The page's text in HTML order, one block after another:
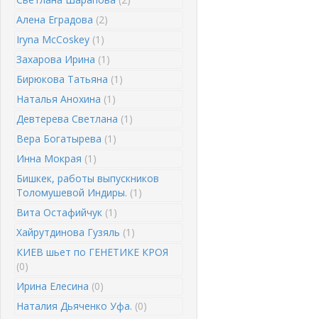
Алена Еградова (2)
Iryna McCoskey (1)
Захарова Ирина (1)
Бирюкова Татьяна (1)
Наталья Анохина (1)
Девтерева Светлана (1)
Вера Богатырева (1)
Инна Мокрая (1)
Бишкек, работы выпускников
Толомушевой Индиры. (1)
Вита Остафийчук (1)
Хайрутдинова Гузяль (1)
КИЕВ шьет по ГЕНЕТИКЕ КРОЯ
(0)
Ирина Елесина (0)
Наталия Дьяченко Уфа. (0)